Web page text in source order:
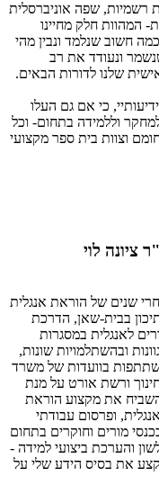
רשמיות, שפה אוניברסלית
המהוות חלק מחיינו
חשוב שנלמד ונבין מהי
ונעודד את רב
שלנו לדורות הבאים.
כי אם גם העלו
וללמידה בתחום- וכל
וצוות בית ספר מקצועי
ציונה לוי
שנים של הוראת אנגלית
בבית-שאן, הדרכת
לאנגלית במסגרות
ובהשתלמויות שונות,
בוועדות של משרד
ורשת אורט על מנת
את מקצוע הוראת
ופרסום עבודתי
מורים וחוקרים בתחום
והערכת ביצועי למידה -
את בסיס הידע שלי על